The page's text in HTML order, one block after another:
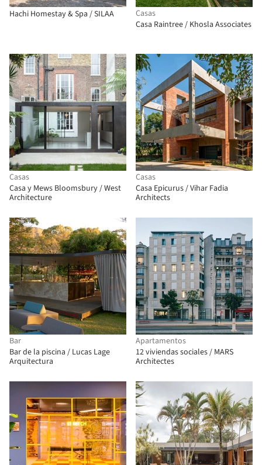
Hachi Homestay & Spa / SILAA
Casas
Casa Raintree / Khosla Associates
Casas
Casa y Mews Bloomsbury / West
Architecture
Casas
Casa Epicurus / Vihar Fadia
Architects
Bar
Bar de la piscina / Lucas Lage
Arquitectura
Apartamentos
12 viviendas sociales / MARS
Architectes